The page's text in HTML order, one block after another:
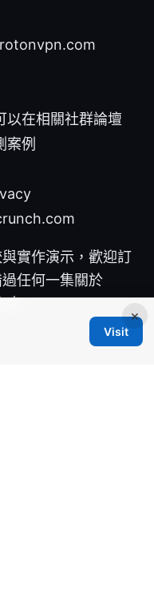
以在相關社群論壇
案例
實作演示，歡迎訂
任何一集關於
容。
×
Visit